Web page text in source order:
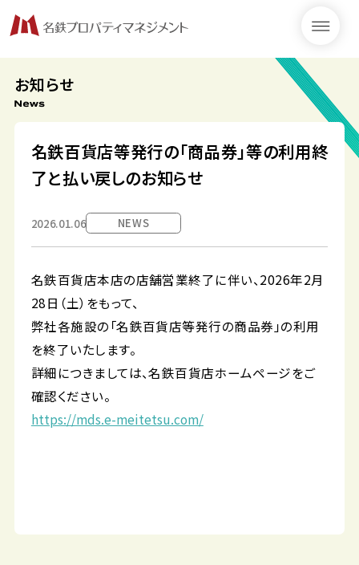
お知らせ
名鉄百貨店等発行の「商品券」等の利用終
了と払い戻しのお知らせ
2026.01.06 NEWS
名鉄百貨店本店の店舗営業終了に伴い、2026年2月
28日（土）をもって、
弊社各施設の「名鉄百貨店等発行の商品券」の利用
を終了いたします。
詳細につきましては、名鉄百貨店ホームページをご
確認ください。
https://mds.e-meitetsu.com/